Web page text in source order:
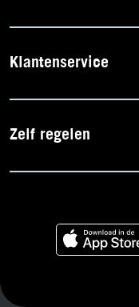
Klantenservice
Zelf regelen